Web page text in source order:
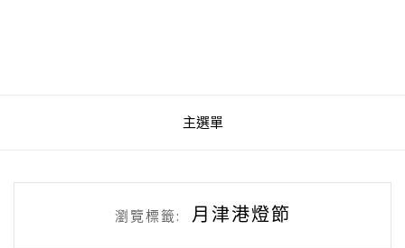
主選單
瀏覽標籤: 月津港燈節